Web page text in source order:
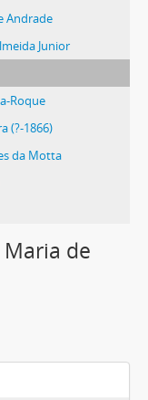
Andrade
Junior
Roque
(?-1866)
da Motta
Maria de